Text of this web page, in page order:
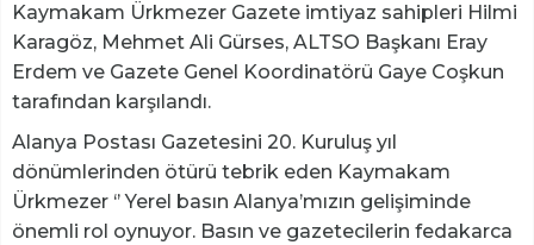
Kaymakam Ürkmezer Gazete imtiyaz sahipleri Hilmi
Karagöz, Mehmet Ali Gürses, ALTSO Başkanı Eray
Erdem ve Gazete Genel Koordinatörü Gaye Coşkun
tarafından karşılandı.
Alanya Postası Gazetesini 20. Kuruluş yıl
dönümlerinden ötürü tebrik eden Kaymakam
Ürkmezer ‘’ Yerel basın Alanya’mızın gelişiminde
önemli rol oynuyor. Basın ve gazetecilerin fedakarca